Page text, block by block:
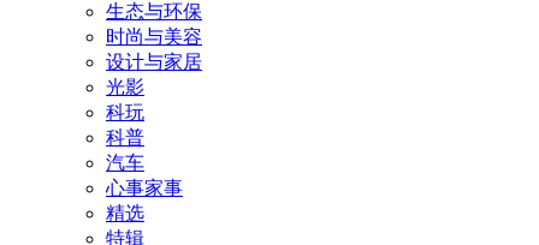
生态与环保
时尚与美容
设计与家居
光影
科玩
科普
汽车
心事家事
精选
特辑